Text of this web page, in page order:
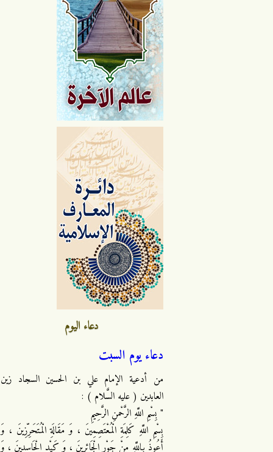
دعاء اليوم
دعاء يوم السبت
من أدعية الإمام علي بن الحسين السجاد زين
العابدين ( عليه السَّلام ) :
" بِسْمِ اللَّهِ الرَّحْمنِ الرَّحِيمِ
بِسْمِ اللَّهِ كَلِمَةِ الْمُعْتَصِمِينَ ، وَ مَقَالَةِ الْمُتَحَرِّزِينَ ، وَ
أَعُوذُ بِاللَّهِ مِنْ جَوْرِ الْجَائِرِينَ ، وَ كَيْدِ الْحَاسِدِينَ ، وَ